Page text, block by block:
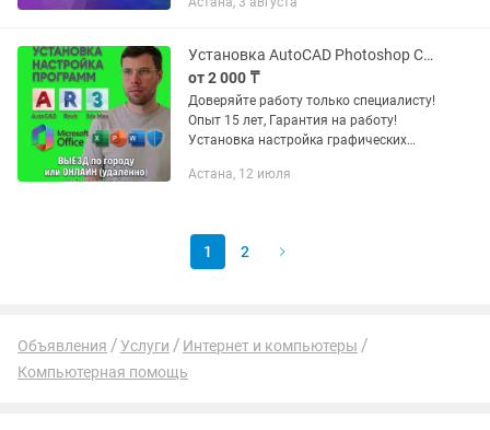
8, 10, 11 на ноутбуки, моноблоки и ПК •
Установка AutoCAD Photoshop Corel 3dsmax Автокад Корел Фотошоп Программист
от 2 000 ₸
Доверяйте работу только специалисту!
Опыт 15 лет, Гарантия на работу!
Установка настройка графических
Photoshop, Camera Raw, Lightroom,
Астана, 12 июля
1 2
Объявления Услуги
Интернет и компьютеры
Компьютерная помощь